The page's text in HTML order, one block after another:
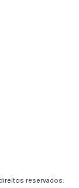
reservados.